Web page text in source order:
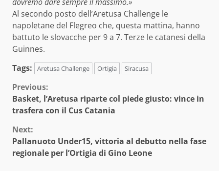
Al secondo posto dell’Aretusa Challenge le
napoletane del Flegreo che, questa mattina, hanno
battuto le slovacche per 9 a 7. Terze le catanesi della
Guinnes.
Tags:
Aretusa Challenge Ortigia Siracusa
Continue
Reading
Previous:
Basket, l’Aretusa riparte col piede giusto: vince in
trasfera con il Cus Catania
Next:
Pallanuoto Under15, vittoria al debutto nella fase
regionale per l’Ortigia di Gino Leone